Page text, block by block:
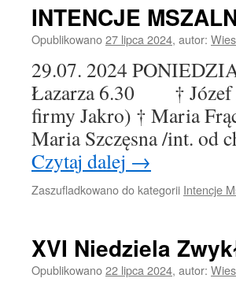
INTENCJE
Opublikowano27 lipca 2024, autor:
29.07. 2024
Łazarza 6.30 † Józef
firmy Jakro) † Maria
Maria Szczęsna /int. od
Czytaj dalej →
Zaszufladkowano do kategorii Intencje
XVI Niedziela
Opublikowano22 lipca 2024, autor: